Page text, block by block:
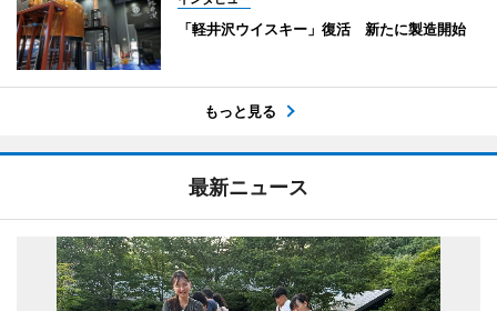
「軽井沢ウイスキー」復活 新たに製造開始
もっと見る
最新ニュース